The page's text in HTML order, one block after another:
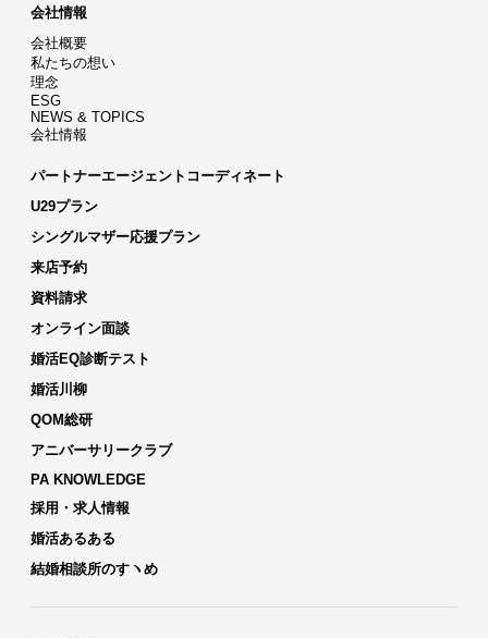
会社情報
会社概要
私たちの想い
理念
ESG
NEWS & TOPICS
会社情報
パートナーエージェントコーディネート
U29プラン
シングルマザー応援プラン
来店予約
資料請求
オンライン面談
婚活EQ診断テスト
婚活川柳
QOM総研
アニバーサリークラブ
PA KNOWLEDGE
採用・求人情報
婚活あるある
結婚相談所のすヽめ